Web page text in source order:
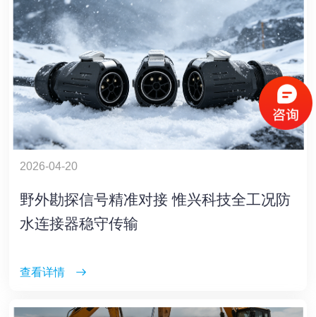
2026-04-20
野外勘探信号精准对接 惟兴科技全工况防
水连接器稳守传输
查看详情